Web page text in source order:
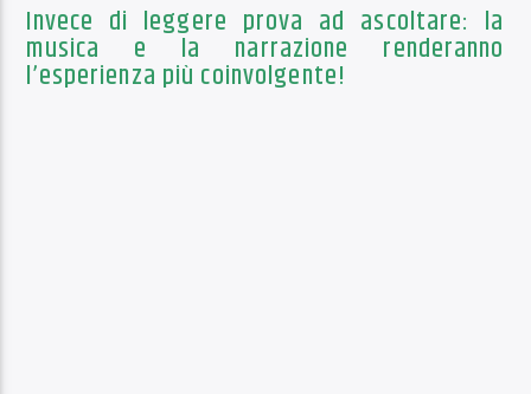
Invece di leggere prova ad ascoltare: la
musica e la narrazione renderanno
l’esperienza più coinvolgente!